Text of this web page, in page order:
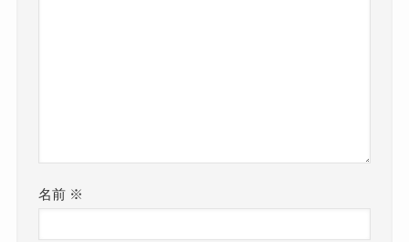
名前 ※